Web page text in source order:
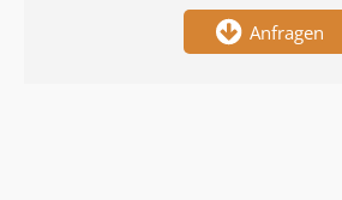
Anfragen